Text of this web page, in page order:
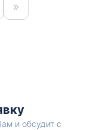
и обсудит с